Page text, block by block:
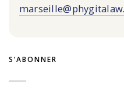
S’ABONNER